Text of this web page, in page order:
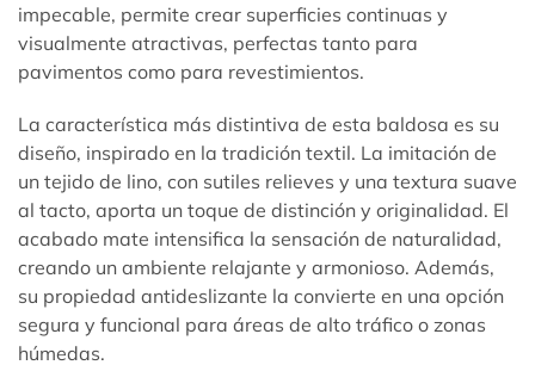
impecable, permite crear superficies continuas y
visualmente atractivas, perfectas tanto para
pavimentos como para revestimientos.
La característica más distintiva de esta baldosa es su
diseño, inspirado en la tradición textil. La imitación de
un tejido de lino, con sutiles relieves y una textura suave
al tacto, aporta un toque de distinción y originalidad. El
acabado mate intensifica la sensación de naturalidad,
creando un ambiente relajante y armonioso. Además,
su propiedad antideslizante la convierte en una opción
segura y funcional para áreas de alto tráfico o zonas
húmedas.